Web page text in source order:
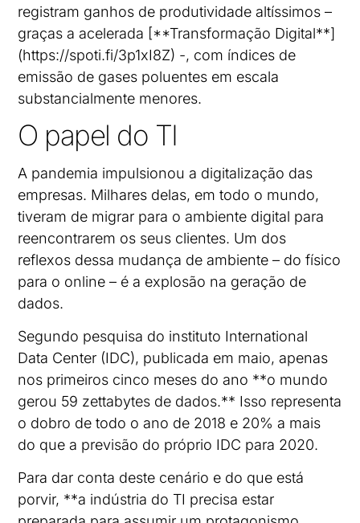
registram ganhos de produtividade altíssimos –
graças a acelerada [**Transformação Digital**]
(https://spoti.fi/3p1xI8Z) -, com índices de
emissão de gases poluentes em escala
substancialmente menores.
O papel do TI
A pandemia impulsionou a digitalização das
empresas. Milhares delas, em todo o mundo,
tiveram de migrar para o ambiente digital para
reencontrarem os seus clientes. Um dos
reflexos dessa mudança de ambiente – do físico
para o online – é a explosão na geração de
dados.
Segundo pesquisa do instituto International
Data Center (IDC), publicada em maio, apenas
nos primeiros cinco meses do ano **o mundo
gerou 59 zettabytes de dados.** Isso representa
o dobro de todo o ano de 2018 e 20% a mais
do que a previsão do próprio IDC para 2020.
Para dar conta deste cenário e do que está
porvir, **a indústria do TI precisa estar